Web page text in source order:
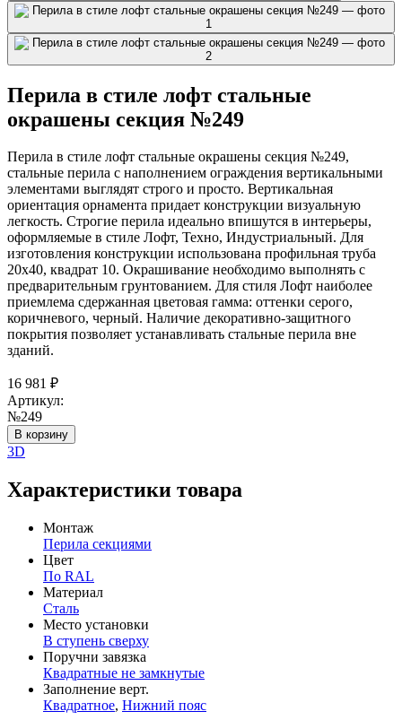
Перила в стиле лофт стальные
окрашены секция №249
Перила в стиле лофт стальные окрашены секция №249,
стальные перила с наполнением ограждения вертикальными
элементами выглядят строго и просто. Вертикальная
ориентация орнамента придает конструкции визуальную
легкость. Строгие перила идеально впишутся в интерьеры,
оформляемые в стиле Лофт, Техно, Индустриальный. Для
изготовления конструкции использована профильная труба
20х40, квадрат 10. Окрашивание необходимо выполнять с
предварительным грунтованием. Для стиля Лофт наиболее
приемлема сдержанная цветовая гамма: оттенки серого,
коричневого, черный. Наличие декоративно-защитного
покрытия позволяет устанавливать стальные перила вне
зданий.
16 981 ₽
Артикул:
№249
В корзину
3D
Характеристики товара
Монтаж
Перила секциями
Цвет
По RAL
Материал
Сталь
Место установки
В ступень сверху
Поручни завязка
Квадратные не замкнутые
Заполнение верт.
Квадратное, Нижний пояс